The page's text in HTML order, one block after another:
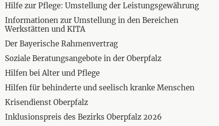
Hilfe zur Pflege: Umstellung der Leistungsgewährung
Informationen zur Umstellung in den Bereichen
Werkstätten und KITA
Der Bayerische Rahmenvertrag
Soziale Beratungsangebote in der Oberpfalz
Hilfen bei Alter und Pflege
Hilfen für behinderte und seelisch kranke Menschen
Krisendienst Oberpfalz
Inklusionspreis des Bezirks Oberpfalz 2026